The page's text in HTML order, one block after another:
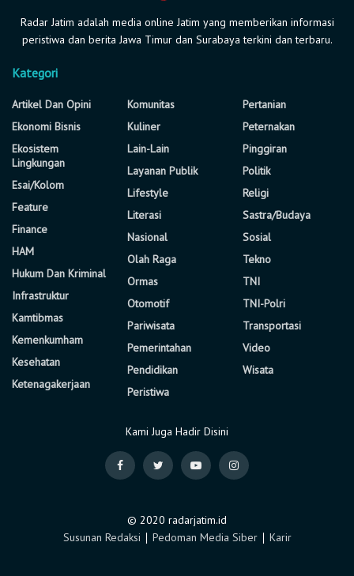
Radar Jatim adalah media online Jatim yang memberikan informasi
peristiwa dan berita Jawa Timur dan Surabaya terkini dan terbaru.
Kategori
Artikel Dan Opini
Ekonomi Bisnis
Ekosistem
Lingkungan
Esai/Kolom
Feature
Finance
HAM
Hukum Dan Kriminal
Infrastruktur
Kamtibmas
Kemenkumham
Kesehatan
Ketenagakerjaan
Komunitas
Kuliner
Lain-Lain
Layanan Publik
Lifestyle
Literasi
Nasional
Olah Raga
Ormas
Otomotif
Pariwisata
Pemerintahan
Pendidikan
Peristiwa
Pertanian
Peternakan
Pinggiran
Politik
Religi
Sastra/Budaya
Sosial
Tekno
TNI
TNI-Polri
Transportasi
Video
Wisata
Kami Juga Hadir Disini
© 2020 radarjatim.id
Susunan Redaksi ∣ Pedoman Media Siber∣ Karir